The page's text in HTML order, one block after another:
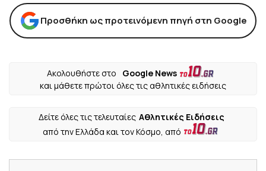
Προσθήκη ως προτεινόμενη πηγή στη Google
Ακολουθήστε στο
Google News
και μάθετε πρώτοι όλες τις αθλητικές ειδήσεις
Δείτε όλες τις τελευταίες Αθλητικές Ειδήσεις
από την Ελλάδα και τον Κόσμο, από